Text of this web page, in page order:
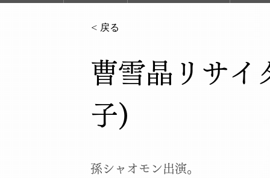
< 戻る
曹雪晶リサイ
子)
孫シャオモン出演。